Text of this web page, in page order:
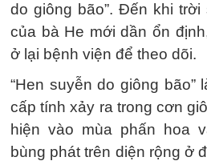
do giông bão”. Đến khi
của bà He mới dần ổn
ở lại bệnh viện để theo dõi.
“Hen suyễn do giông bão”
cấp tính xảy ra trong cơn
hiện vào mùa phấn hoa
bùng phát trên diện rộng ở